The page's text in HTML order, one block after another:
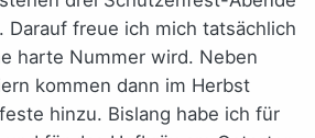
Darauf freue ich mich tatsächlich
harte Nummer wird. Neben
kommen dann im Herbst
hinzu. Bislang habe ich für